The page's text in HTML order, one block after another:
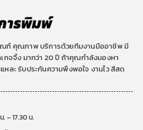
ฑ์ คุณภาพ บริการด้วยทีมงานมืออาชีพ มี
กจจิ้ง มากว่า 20 ปี ถ้าคุณกำลังมองหา
ละ รับประกันความพึงพอใจ งานไว สีสด
– 17.30 น.